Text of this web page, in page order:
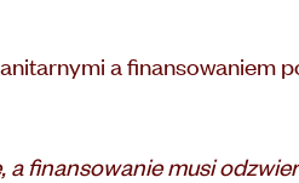
a finansowaniem
a finansowanie musi